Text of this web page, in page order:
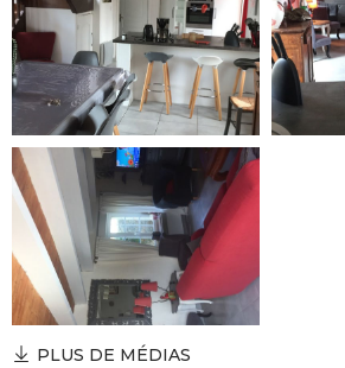
PLUS DE MÉDIAS